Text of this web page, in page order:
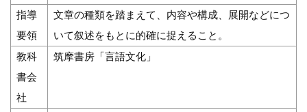
指導
要領
文章の種類を踏まえて、内容や構成、展開などにつ
いて叙述をもとに的確に捉えること。
教科
書会
社
筑摩書房「言語文化」